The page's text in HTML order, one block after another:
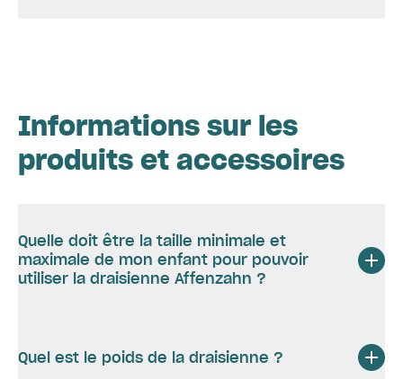
Informations sur les
produits et accessoires
Quelle doit être la taille minimale et
maximale de mon enfant pour pouvoir
utiliser la draisienne Affenzahn ?
Quel est le poids de la draisienne ?